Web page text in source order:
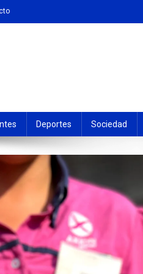
Deportes Sociedad